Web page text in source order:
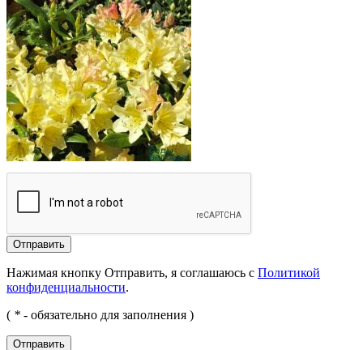
Отправить
Нажимая кнопку Отправить, я соглашаюсь с Политикой
конфиденциальности.
( * - обязательно для заполнения )
Отправить